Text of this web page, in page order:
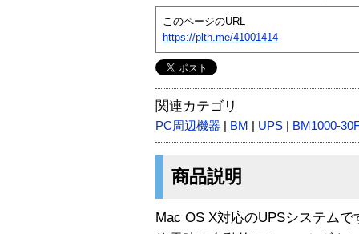
このページのURL
https://plth.me/41001414
関連カテゴリ
PC周辺機器 BM UPS BM1000-
商品説明
Mac OS X対応のUPSシステム